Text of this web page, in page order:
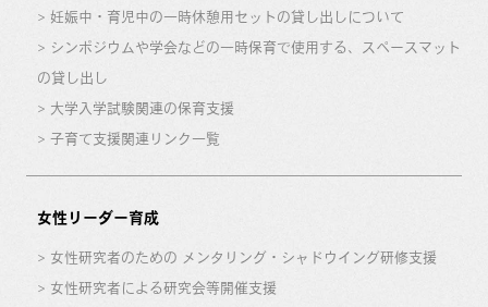
妊娠中・育児中の一時休憩用セットの貸し出しについて
シンポジウムや学会などの一時保育で使用する、スペースマット
の貸し出し
大学入学試験関連の保育支援
子育て支援関連リンク一覧
女性リーダー育成
女性研究者のための メンタリング・シャドウイング研修支援
女性研究者による研究会等開催支援